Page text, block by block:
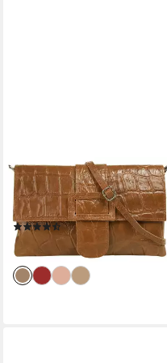
CLUTY
Abendtasche, echt Leder,
Made in Italy
(35)
32,95 €
lieferbar - in 6-8 Werktagen bei dir